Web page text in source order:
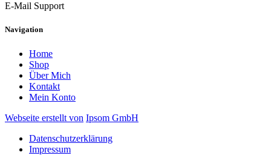
E-Mail Support
Navigation
Home
Shop
Über Mich
Kontakt
Mein Konto
Webseite erstellt von Ipsom GmbH
Datenschutzerklärung
Impressum